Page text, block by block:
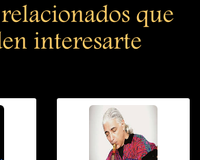
que
interesarte